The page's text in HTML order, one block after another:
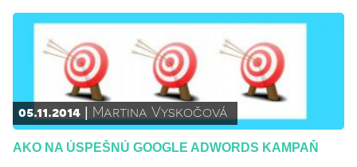
05.11.2014 Martina Vyskočová
AKO NA ÚSPEŠNÚ GOOGLE ADWORDS KAMPAŇ